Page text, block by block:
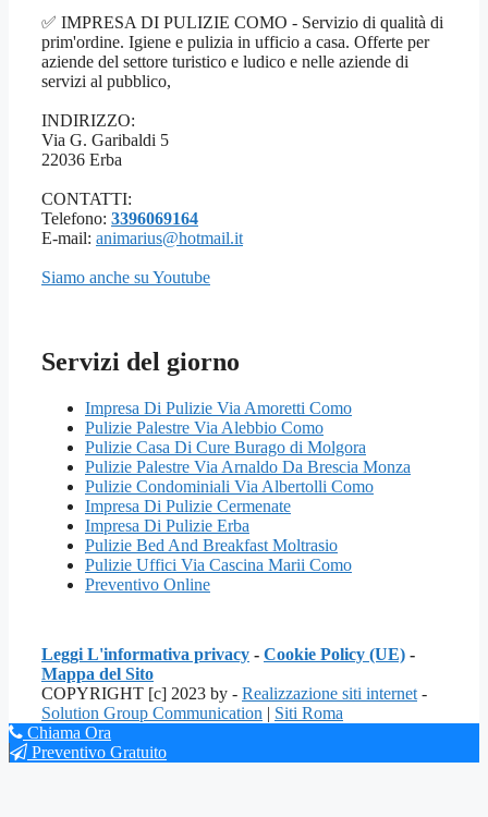
✅ IMPRESA DI PULIZIE COMO - Servizio di qualità di
prim'ordine. Igiene e pulizia in ufficio a casa. Offerte per
aziende del settore turistico e ludico e nelle aziende di
servizi al pubblico,
INDIRIZZO:
Via G. Garibaldi 5
22036 Erba
CONTATTI:
Telefono: 3396069164
E-mail: animarius@hotmail.it
Siamo anche su Youtube
Servizi del giorno
Impresa Di Pulizie Via Amoretti Como
Pulizie Palestre Via Alebbio Como
Pulizie Casa Di Cure Burago di Molgora
Pulizie Palestre Via Arnaldo Da Brescia Monza
Pulizie Condominiali Via Albertolli Como
Impresa Di Pulizie Cermenate
Impresa Di Pulizie Erba
Pulizie Bed And Breakfast Moltrasio
Pulizie Uffici Via Cascina Marii Como
Preventivo Online
Leggi L'informativa privacy - Cookie Policy (UE) -
Mappa del Sito
COPYRIGHT [c] 2023 by - Realizzazione siti internet -
Solution Group Communication | Siti Roma
Chiama Ora
Preventivo Gratuito